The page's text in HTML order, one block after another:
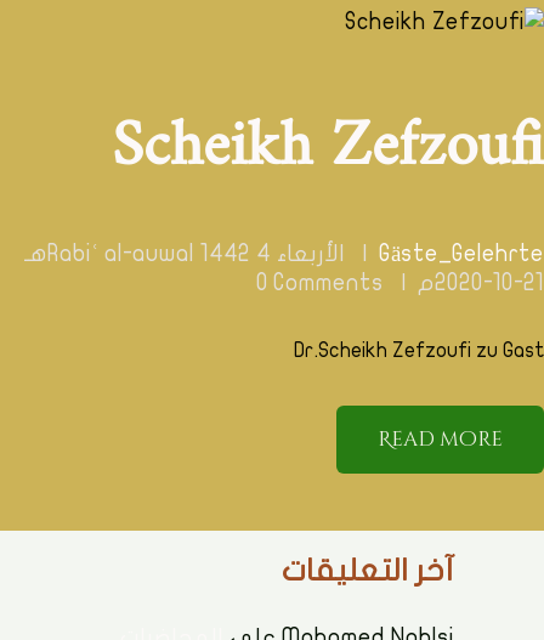
كوفيد-19
English
Scheikh Zefzoufi
Gäste_Gelehrte
الأربعاء 4 Rabiʿ al-auwal 1442هـ
21-10-2020م
0 Comments
Dr.Scheikh Zefzoufi zu Gast
Read more
آخر التعليقات